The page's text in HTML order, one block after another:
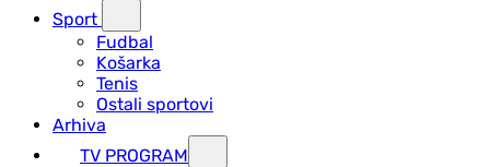
Sport
Fudbal
Košarka
Tenis
Ostali sportovi
Arhiva
TV PROGRAM